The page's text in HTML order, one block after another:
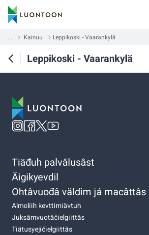
... Kainuu Leppikoski - Vaarankylä
Leppikoski - Vaarankylä
Tiäđuh palvâlusâst
Äigikyevdil
Ohtâvuođâ väldim já macâttâs
Almoliih kevttimiävtuh
Juksâmvuotâčielgiittâs
Tiätusyejičielgiittâs